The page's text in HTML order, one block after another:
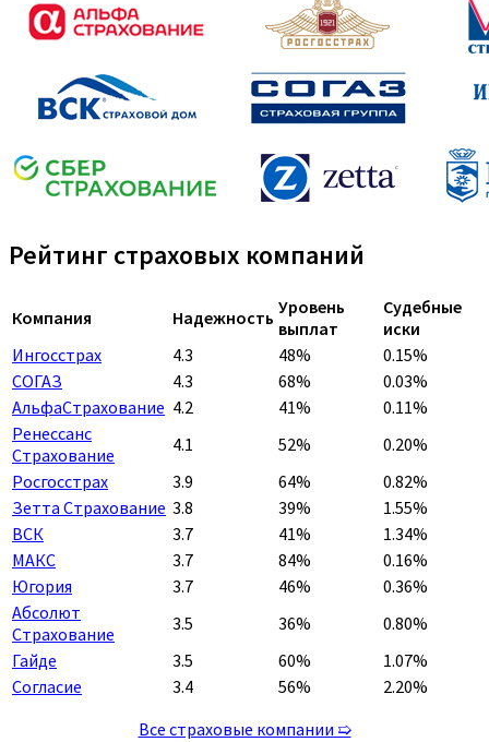
Рейтинг страховых компаний
Компания Надежность Уровень
выплат
Судебные
иски
Ингосстрах
4.3 48%
0.15%
СОГАЗ
4.3 68%
0.03%
АльфаСтрахование 4.2 41%
0.11%
Ренессанс
Страхование
4.1 52%
0.20%
Росгосстрах
3.9 64%
0.82%
Зетта Страхование 3.8 39%
1.55%
ВСК
3.7 41%
1.34%
МАКС
3.7 84%
0.16%
Югория
3.7 46%
0.36%
Абсолют
Страхование
3.5 36%
0.80%
Гайде
3.5 60%
1.07%
Согласие
3.4 56%
2.20%
Все страховые компании ➯